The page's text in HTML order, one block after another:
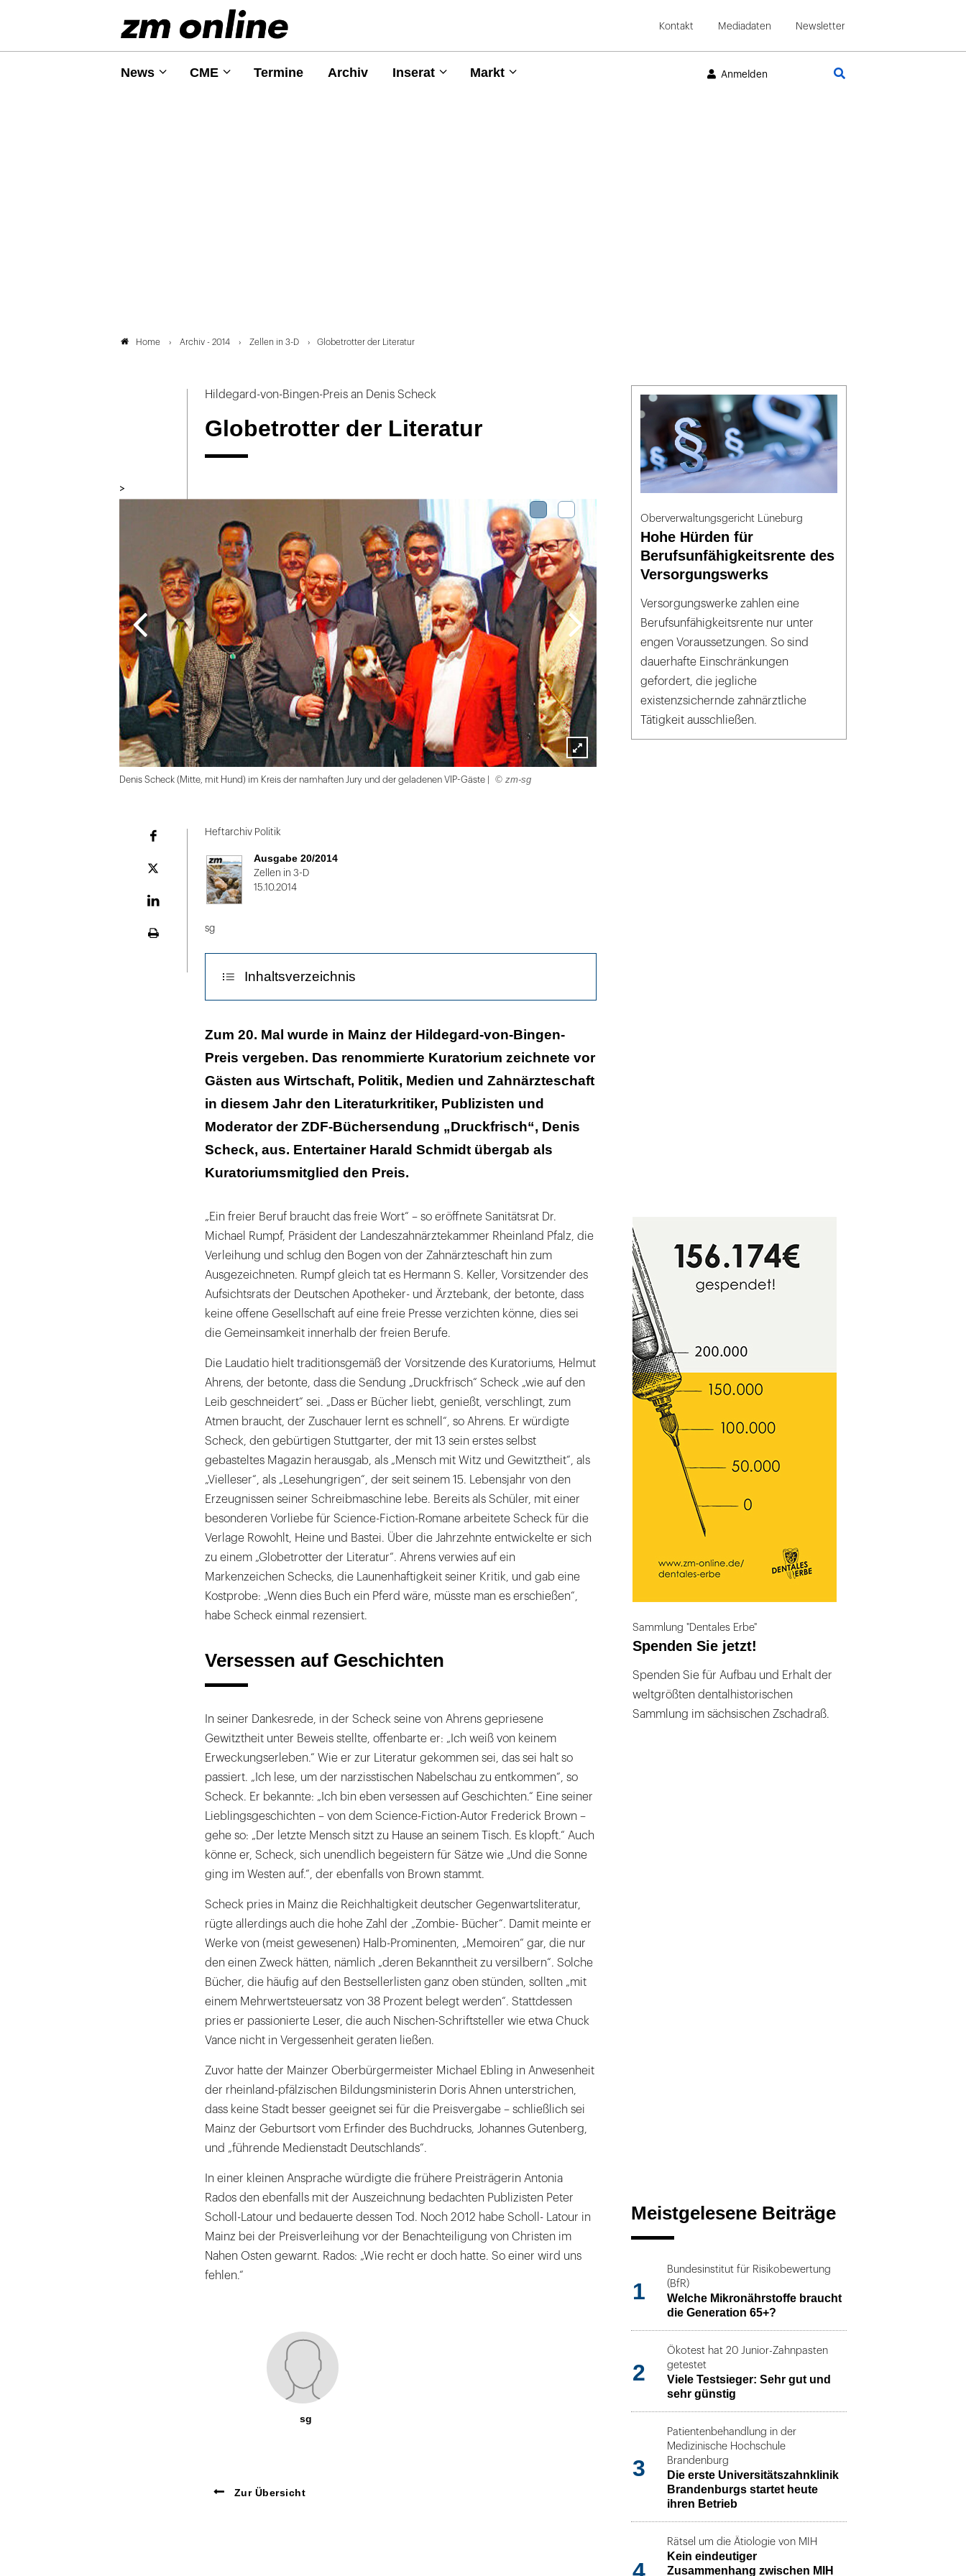
Kontakt Mediadaten Newsletter
News CME Termine Archiv Inserat Markt Anmelden
Home Archiv - 2014 Zellen in 3-D Globetrotter der Literatur
Hildegard-von-Bingen-Preis an Denis Scheck
Globetrotter der Literatur
>
Lightbox
Denis Scheck (Mitte, mit Hund) im Kreis der namhaften Jury und der geladenen VIP-Gäste | © zm-sg
Scheck
(Mitte,
Plattform
Heftarchiv Politik
Ausgabe 20/2014
Zellen in 3-D
15.10.2014
sg
Inhaltsverzeichnis
Versessen auf Geschichten
Zum 20. Mal wurde in Mainz der Hildegard-von-Bingen-
Preis vergeben. Das renommierte Kuratorium zeichnete vor
Gästen aus Wirtschaft, Politik, Medien und Zahnärzteschaft
in diesem Jahr den Literaturkritiker, Publizisten und
Moderator der ZDF-Büchersendung „Druckfrisch“, Denis
Scheck, aus. Entertainer Harald Schmidt übergab als
Kuratoriumsmitglied den Preis.
„Ein freier Beruf braucht das freie Wort“ – so eröffnete Sanitätsrat Dr.
Michael Rumpf, Präsident der Landeszahnärztekammer Rheinland Pfalz, die
Verleihung und schlug den Bogen von der Zahnärzteschaft hin zum
Ausgezeichneten. Rumpf gleich tat es Hermann S. Keller, Vorsitzender des
Aufsichtsrats der Deutschen Apotheker- und Ärztebank, der betonte, dass
keine offene Gesellschaft auf eine freie Presse verzichten könne, dies sei
die Gemeinsamkeit innerhalb der freien Berufe.
Die Laudatio hielt traditionsgemäß der Vorsitzende des Kuratoriums, Helmut
Ahrens, der betonte, dass die Sendung „Druckfrisch“ Scheck „wie auf den
Leib geschneidert“ sei. „Dass er Bücher liebt, genießt, verschlingt, zum
Atmen braucht, der Zuschauer lernt es schnell“, so Ahrens. Er würdigte
Scheck, den gebürtigen Stuttgarter, der mit 13 sein erstes selbst
gebasteltes Magazin herausgab, als „Mensch mit Witz und Gewitztheit“, als
„Vielleser“, als „Lesehungrigen“, der seit seinem 15. Lebensjahr von den
Erzeugnissen seiner Schreibmaschine lebe. Bereits als Schüler, mit einer
besonderen Vorliebe für Science-Fiction-Romane arbeitete Scheck für die
Verlage Rowohlt, Heine und Bastei. Über die Jahrzehnte entwickelte er sich
zu einem „Globetrotter der Literatur“. Ahrens verwies auf ein
Markenzeichen Schecks, die Launenhaftigkeit seiner Kritik, und gab eine
Kostprobe: „Wenn dies Buch ein Pferd wäre, müsste man es erschießen“,
habe Scheck einmal rezensiert.
Versessen auf Geschichten
In seiner Dankesrede, in der Scheck seine von Ahrens gepriesene
Gewitztheit unter Beweis stellte, offenbarte er: „Ich weiß von keinem
Erweckungserleben.“ Wie er zur Literatur gekommen sei, das sei halt so
passiert. „Ich lese, um der narzisstischen Nabelschau zu entkommen“, so
Scheck. Er bekannte: „Ich bin eben versessen auf Geschichten.“ Eine seiner
Lieblingsgeschichten – von dem Science-Fiction-Autor Frederick Brown –
gehe so: „Der letzte Mensch sitzt zu Hause an seinem Tisch. Es klopft.“ Auch
könne er, Scheck, sich unendlich begeistern für Sätze wie „Und die Sonne
ging im Westen auf.“, der ebenfalls von Brown stammt.
Scheck pries in Mainz die Reichhaltigkeit deutscher Gegenwartsliteratur,
rügte allerdings auch die hohe Zahl der „Zombie- Bücher“. Damit meinte er
Werke von (meist gewesenen) Halb-Prominenten, „Memoiren“ gar, die nur
den einen Zweck hätten, nämlich „deren Bekanntheit zu versilbern“. Solche
Bücher, die häufig auf den Bestsellerlisten ganz oben stünden, sollten „mit
einem Mehrwertsteuersatz von 38 Prozent belegt werden“. Stattdessen
pries er passionierte Leser, die auch Nischen-Schriftsteller wie etwa Chuck
Vance nicht in Vergessenheit geraten ließen.
Zuvor hatte der Mainzer Oberbürgermeister Michael Ebling in Anwesenheit
der rheinland-pfälzischen Bildungsministerin Doris Ahnen unterstrichen,
dass keine Stadt besser geeignet sei für die Preisvergabe – schließlich sei
Mainz der Geburtsort vom Erfinder des Buchdrucks, Johannes Gutenberg,
und „führende Medienstadt Deutschlands“.
In einer kleinen Ansprache würdigte die frühere Preisträgerin Antonia
Rados den ebenfalls mit der Auszeichnung bedachten Publizisten Peter
Scholl-Latour und bedauerte dessen Tod. Noch 2012 habe Scholl- Latour in
Mainz bei der Preisverleihung vor der Benachteiligung von Christen im
Nahen Osten gewarnt. Rados: „Wie recht er doch hatte. So einer wird uns
fehlen.“
sg
Zur Übersicht
Oberverwaltungsgericht Lüneburg
Hohe Hürden für
Berufsunfähigkeitsrente des
Versorgungswerks
Versorgungswerke zahlen eine
Berufsunfähigkeitsrente nur unter
engen Voraussetzungen. So sind
dauerhafte Einschränkungen
gefordert, die jegliche
existenzsichernde zahnärztliche
Tätigkeit ausschließen.
Sammlung "Dentales Erbe"
Spenden Sie jetzt!
Spenden Sie für Aufbau und Erhalt der
weltgrößten dentalhistorischen
Sammlung im sächsischen Zschadraß.
Meistgelesene Beiträge
1
Bundesinstitut für Risikobewertung
(BfR)
Welche Mikronährstoffe braucht
die Generation 65+?
2
Ökotest hat 20 Junior-Zahnpasten
getestet
Viele Testsieger: Sehr gut und
sehr günstig
3
Patientenbehandlung in der
Medizinische Hochschule
Brandenburg
Die erste Universitätszahnklinik
Brandenburgs startet heute
ihren Betrieb
4
Rätsel um die Ätiologie von MIH
Kein eindeutiger
Zusammenhang zwischen MIH